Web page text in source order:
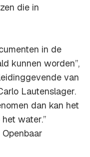
die in
in de
kunnen worden”,
van
Lautenslager.
dan kan het
water.’’